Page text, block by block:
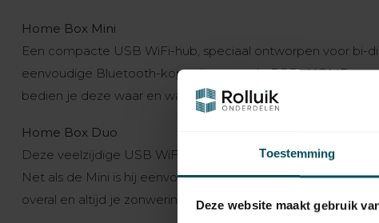
Toestemming
Deze website maakt gebruik
Home Box Mini
Een compacte USB WiFi-hub, speciaal ontworpen voor bi-
eenvoudige Bluetooth-koppeling met de BREL HOME
bedien je deze waar en wanneer je maar wilt.
Home Box Duo
Deze veelzijdige USB WiFi-hub ondersteunt zowel bi-
Net als de Mini is hij eenvoudig via Bluetooth toe te voegen
overal en altijd je zonwering kunt bedienen.